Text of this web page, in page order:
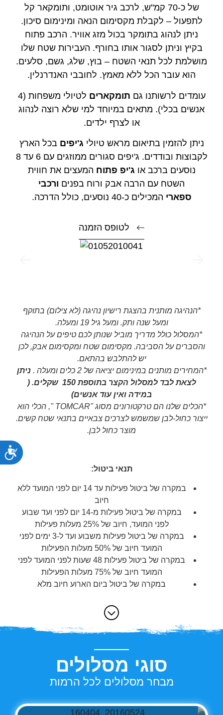
של כ-70 קמ"ש, לרכב גיר אוטומט, ותומקאר קל
לתפעול – לקבלת מקסימום הנאה ומינימום סיכון.
ניתן לנהוג בתומקר בכול מזג אוויר. הרכב פתוח
בקיץ וניתן לסגור אותו בחורף. העבירות שטח שלו
מושלמת לכל תנאי השטח – בוץ, שלג, גשם, סלעים.
הוא עובר הכל ללא מאמץ. לחובבי האנדרנלין.
עומדים לרשותנו גם תומקארים
לטיולי משפחות (4
אנשים בכלי). מתאים במיוחד למי שלא רוצה לנהוג
או לצרף ילדים.
ניתן להזמין בתיאום מראש טיולי ג'יפים בכל הארץ
לקבוצות ובודדים. ג'יפים סגורים ממוזגים עם 6 עד 8
נוסעים ברכב או ג'יפ פתוח המעצים את חווית
השטח עם הרבה אבק ורוח בפנים ורכבי
ספארי המכילים כ-40 נוסעים, כולל הדרכה.
לטופס הזמנה
*הנהיגה מותנית בהצגת רישיון נהיגה (לא צילום) בתוקף
ומעל שנה ותק. ומעל גיל 19 ומעלה.
*המסלול כולל מדריך מוביל שנותן לכם טיפים על הנהיגה
והסברים על הסביבה. מקסימום שטח ומקסימום אבק, לכן
יש להתלבש בהתאם.
*המחירים מותנים במינימום יציאה של 2 כלים ומעלה .
ניתן
לצאת לבד למסלול הקצר בתוספת 150 שקלים. (
במידה ואין עוד אנשים)
*הכלים שלנו הם טרקטורונים מסוג "TOMCAR ", הכלי הוא
ייצור כחול-לבן שמשמש לצרכים צבאיים בתנאי שטח קשים.
מוצר כחול לבן.
תנאי ביטול:
במקרה של ביטול פעילות עד 14 יום לפני המועד ללא
חיוב
במקרה של ביטול פעילות מ-14 יום לפני ועד שבוע
לפני המועד, חיוב של 25% מעלות פעילות
במקרה של ביטול פעילות משבוע ועד ל-3 ימים לפני
המועד חיוב של 50% מעלות הפעילות
במקרה של ביטול פעילות 48 שעות לפני המועד לפני
המועד חיוב של 75% מעלות הפעילות
במקרה של ביטול ביום הארוע חיוב מלא
סוגי מסלולים
מבחר מסלולים לכל הרמות